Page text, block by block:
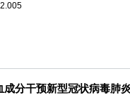
分干预新型冠状病毒肺